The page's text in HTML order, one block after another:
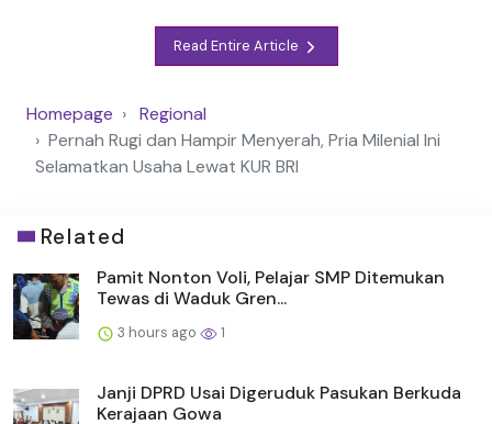
Read Entire Article
Homepage
Regional
Pernah Rugi dan Hampir Menyerah, Pria Milenial Ini
Selamatkan Usaha Lewat KUR BRI
Related
Pamit Nonton Voli, Pelajar SMP Ditemukan
Tewas di Waduk Gren...
3 hours ago 1
Janji DPRD Usai Digeruduk Pasukan Berkuda
Kerajaan Gowa